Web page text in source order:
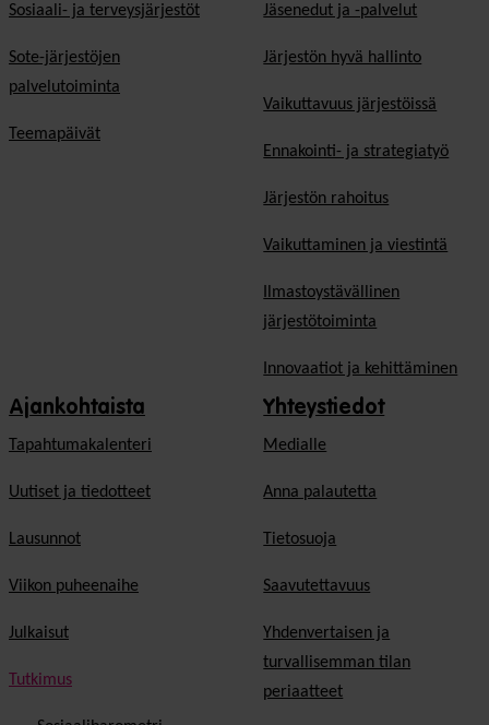
Sosiaali- ja terveysjärjestöt
Sote-järjestöjen
palvelutoiminta
Teemapäivät
Jäsen­edut ja -palvelut
Järjestön hyvä hallinto
Vaikuttavuus järjestöissä
Ennakointi- ja strategiatyö
Järjestön rahoitus
Vaikuttaminen ja viestintä
Ilmastoystävällinen
järjestötoiminta
Innovaatiot ja kehittäminen
Ajankohtaista
Tapahtumakalenteri
Uutiset ja tiedotteet
Lausunnot
Viikon puheenaihe
Julkaisut
Tutkimus
Yhteystiedot
Medialle
Anna palautetta
Tietosuoja
Saavutettavuus
Yhdenvertaisen ja
turvallisemman tilan
periaatteet